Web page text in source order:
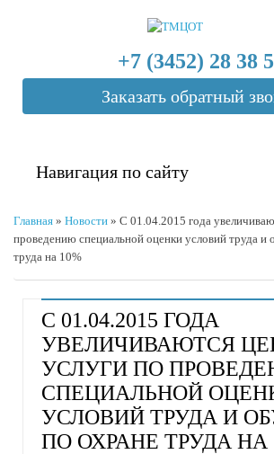
+7 (3452) 28 38
Заказать обратный
Навигация по сайту
Главная » Новости » C 01.04.2015 года
проведению специальной оценки условий труда
труда на 10%
C 01.04.2015 ГОДА
УВЕЛИЧИВАЮТСЯ
УСЛУГИ ПО
СПЕЦИАЛЬНОЙ
УСЛОВИЙ ТРУДА И
ПО ОХРАНЕ ТРУДА НА